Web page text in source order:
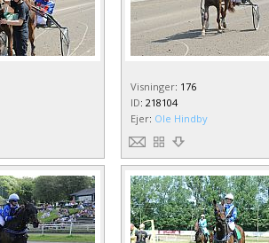
Visninger: 176
ID: 218104
Ejer: Ole Hindby